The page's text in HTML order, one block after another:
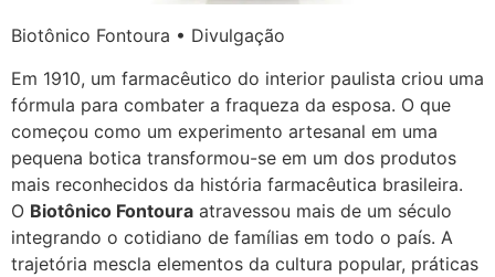
Biotônico Fontoura • Divulgação
Em 1910, um farmacêutico do interior paulista criou uma
fórmula para combater a fraqueza da esposa. O que
começou como um experimento artesanal em uma
pequena botica transformou-se em um dos produtos
mais reconhecidos da história farmacêutica brasileira.
O Biotônico Fontoura atravessou mais de um século
integrando o cotidiano de famílias em todo o país. A
trajetória mescla elementos da cultura popular, práticas